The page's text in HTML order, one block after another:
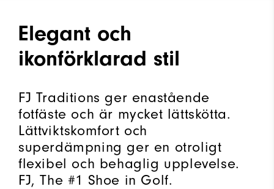
Elegant och
ikonförklarad stil
FJ Traditions ger enastående
fotfäste och är mycket lättskötta.
Lättviktskomfort och
superdämpning ger en otroligt
flexibel och behaglig upplevelse.
FJ, The #1 Shoe in Golf.